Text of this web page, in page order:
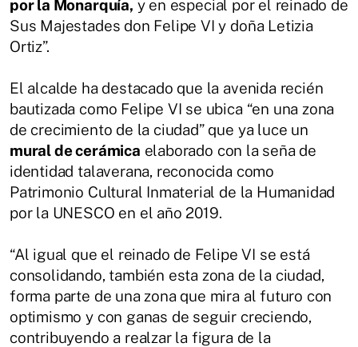
por la Monarquía, y en especial por el reinado de
Sus Majestades don Felipe VI y doña Letizia
Ortiz”.
El alcalde ha destacado que la avenida recién
bautizada como Felipe VI se ubica “en una zona
de crecimiento de la ciudad” que ya luce un
mural de cerámica elaborado con la seña de
identidad talaverana, reconocida como
Patrimonio Cultural Inmaterial de la Humanidad
por la UNESCO en el año 2019.
“Al igual que el reinado de Felipe VI se está
consolidando, también esta zona de la ciudad,
forma parte de una zona que mira al futuro con
optimismo y con ganas de seguir creciendo,
contribuyendo a realzar la figura de la